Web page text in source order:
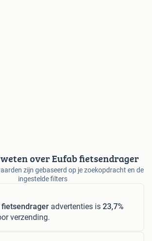
over Eufab fietsendrager
zijn gebaseerd op je zoekopdracht en de
ingestelde filters
fietsendrager advertenties is 23,7%
verzending.